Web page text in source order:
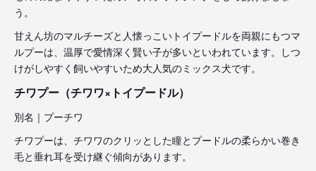
う。
甘えん坊のマルチーズと人懐っこいトイプードルを両親にもつマ
ルプーは、温厚で愛情深く賢い子が多いといわれています。しつ
けがしやすく飼いやすいため大人気のミックス犬です。
チワプー（チワワ×トイプードル）
別名｜プーチワ
チワプーは、チワワのクリッとした瞳とプードルの柔らかい巻き
毛と垂れ耳を受け継ぐ傾向があります。